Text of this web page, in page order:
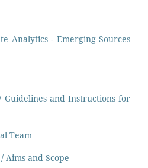
Analytics - Emerging Sources
and Instructions for
Team
Aims and Scope